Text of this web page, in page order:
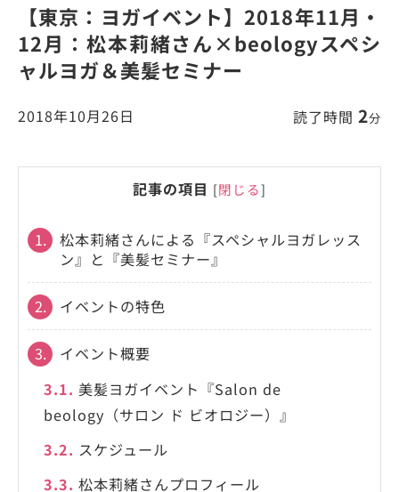
【東京：ヨガイベント】2018年11月・
12月：松本莉緒さん×beologyスペシ
ャルヨガ＆美髪セミナー
2018年10月26日 読了時間 2分
記事の項目 [閉じる]
1.
松本莉緒さんによる『スペシャルヨガレッス
ン』と『美髪セミナー』
2. イベントの特色
3.
イベント概要
3.1. 美髪ヨガイベント『Salon de
beology（サロン ド ビオロジー）』
3.2. スケジュール
3.3. 松本莉緒さんプロフィール